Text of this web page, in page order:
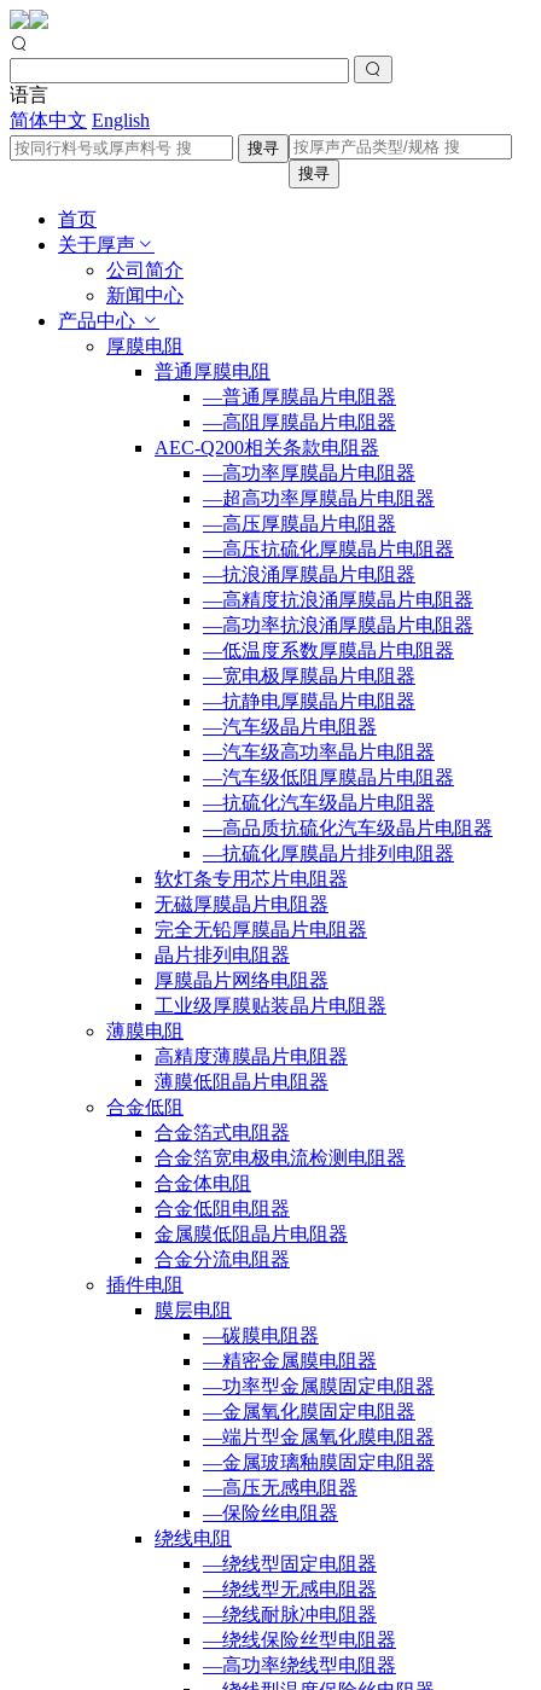
语言
简体中文 English
搜寻
搜寻
首页
关于厚声
公司简介
新闻中心
产品中心
厚膜电阻
普通厚膜电阻
—普通厚膜晶片电阻器
—高阻厚膜晶片电阻器
AEC-Q200相关条款电阻器
—高功率厚膜晶片电阻器
—超高功率厚膜晶片电阻器
—高压厚膜晶片电阻器
—高压抗硫化厚膜晶片电阻器
—抗浪涌厚膜晶片电阻器
—高精度抗浪涌厚膜晶片电阻器
—高功率抗浪涌厚膜晶片电阻器
—低温度系数厚膜晶片电阻器
—宽电极厚膜晶片电阻器
—抗静电厚膜晶片电阻器
—汽车级晶片电阻器
—汽车级高功率晶片电阻器
—汽车级低阻厚膜晶片电阻器
—抗硫化汽车级晶片电阻器
—高品质抗硫化汽车级晶片电阻器
—抗硫化厚膜晶片排列电阻器
软灯条专用芯片电阻器
无磁厚膜晶片电阻器
完全无铅厚膜晶片电阻器
晶片排列电阻器
厚膜晶片网络电阻器
工业级厚膜贴装晶片电阻器
薄膜电阻
高精度薄膜晶片电阻器
薄膜低阻晶片电阻器
合金低阻
合金箔式电阻器
合金箔宽电极电流检测电阻器
合金体电阻
合金低阻电阻器
金属膜低阻晶片电阻器
合金分流电阻器
插件电阻
膜层电阻
—碳膜电阻器
—精密金属膜电阻器
—功率型金属膜固定电阻器
—金属氧化膜固定电阻器
—端片型金属氧化膜电阻器
—金属玻璃釉膜固定电阻器
—高压无感电阻器
—保险丝电阻器
绕线电阻
—绕线型固定电阻器
—绕线型无感电阻器
—绕线耐脉冲电阻器
—绕线保险丝型电阻器
—高功率绕线型电阻器